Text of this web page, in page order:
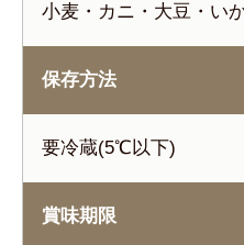
小麦・カニ・大豆・い
保存方法
要冷蔵(5℃以下)
賞味期限